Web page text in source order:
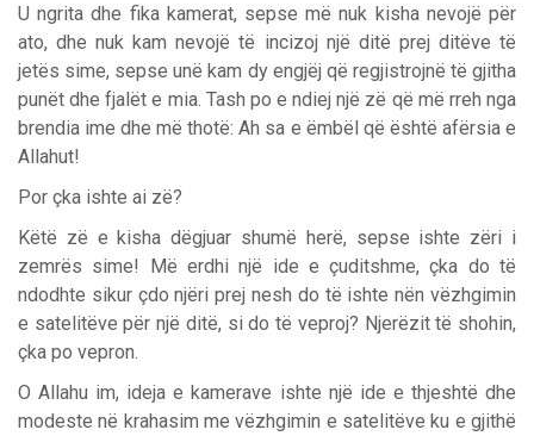
U ngrita dhe fika kamerat, sepse më nuk kisha nevojë për
ato, dhe nuk kam nevojë të incizoj një ditë prej ditëve të
jetës sime, sepse unë kam dy engjëj që regjistrojnë të gjitha
punët dhe fjalët e mia. Tash po e ndiej një zë që më rreh nga
brendia ime dhe më thotë: Ah sa e ëmbël që është afërsia e
Allahut!
Por çka ishte ai zë?
Këtë zë e kisha dëgjuar shumë herë, sepse ishte zëri i
zemrës sime! Më erdhi një ide e çuditshme, çka do të
ndodhte sikur çdo njëri prej nesh do të ishte nën vëzhgimin
e satelitëve për një ditë, si do të veproj? Njerëzit të shohin,
çka po vepron.
O Allahu im, ideja e kamerave ishte një ide e thjeshtë dhe
modeste në krahasim me vëzhgimin e satelitëve ku e gjithë